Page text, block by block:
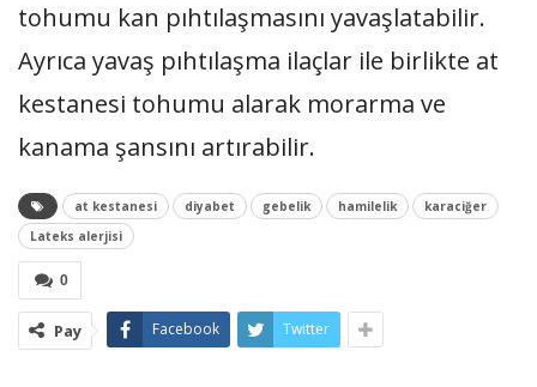
tohumu kan pıhtılaşmasını yavaşlatabilir.
Ayrıca yavaş pıhtılaşma ilaçlar ile birlikte at
kestanesi tohumu alarak morarma ve
kanama şansını artırabilir.
at kestanesi diyabet gebelik hamilelik
karaciğer
Lateks alerjisi
0
Pay Facebook Twitter